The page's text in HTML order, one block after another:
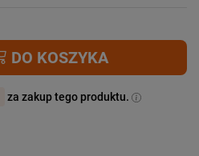
DO KOSZYKA
za zakup tego produktu.